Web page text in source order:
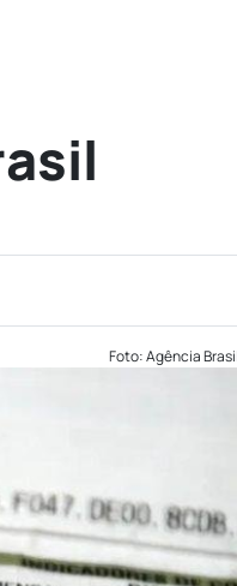
Foto: Agência